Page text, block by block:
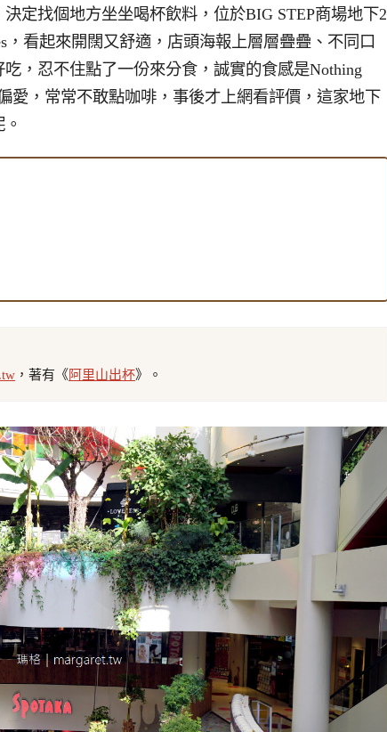
定找個地方坐坐喝杯飲料，位於BIG STEP商場地下2
，看起來開闊又舒適，店頭海報上層層疊疊、不同口
，忍不住點了一份來分食，誠實的食感是Nothing
愛，常常不敢點咖啡，事後才上網看評價，這家地下
，著有《阿里山出杯》。